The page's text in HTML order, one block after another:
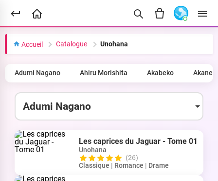
Accueil Catalogue Unohana
Adumi Nagano Ahiru Morishita Akabeko Akane
Les caprices du Jaguar - Tome 01
Unohana
(26)
Classique | Romance | Drame